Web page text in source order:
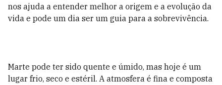
nos ajuda a entender melhor a origem e a evolução da
vida e pode um dia ser um guia para a sobrevivência.
Marte pode ter sido quente e úmido, mas hoje é um
lugar frio, seco e estéril. A atmosfera é fina e composta